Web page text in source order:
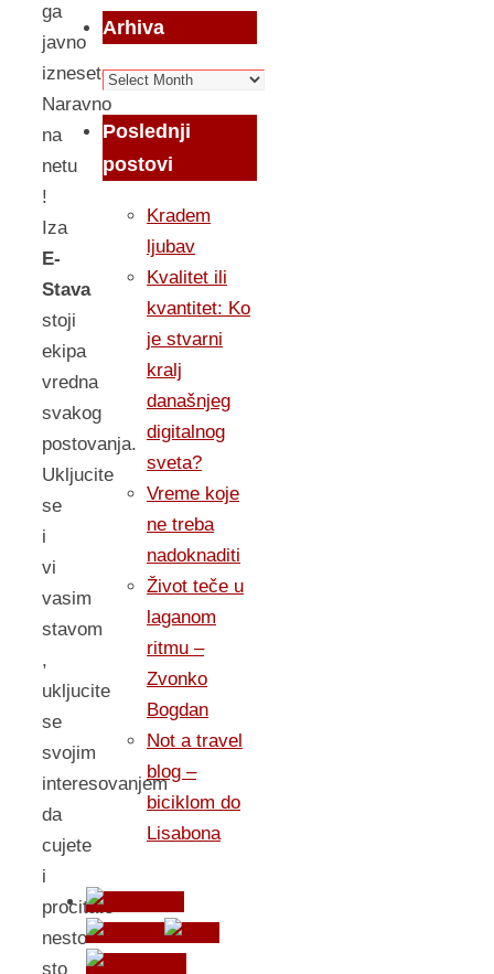
ga
javno
iznesete.
Naravno
na
netu
!
Iza
E-
Stava
stoji
ekipa
vredna
svakog
postovanja.
Ukljucite
se
i
vi
vasim
stavom
,
ukljucite
se
svojim
interesovanjem
da
cujete
i
procitate
nesto
sto
Arhiva
Arhiva
Poslednji
postovi
Kradem
ljubav
Kvalitet ili
kvantitet: Ko
je stvarni
kralj
današnjeg
digitalnog
sveta?
Vreme koje
ne treba
nadoknaditi
Život teče u
laganom
ritmu –
Zvonko
Bogdan
Not a travel
blog –
biciklom do
Lisabona